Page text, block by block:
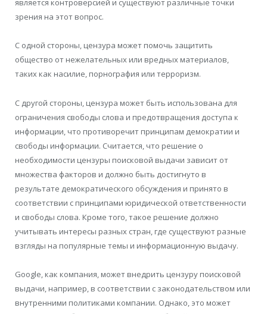
является контроверсией и существуют различные точки
зрения на этот вопрос.
С одной стороны, цензура может помочь защитить
общество от нежелательных или вредных материалов,
таких как насилие, порнография или терроризм.
С другой стороны, цензура может быть использована для
ограничения свободы слова и предотвращения доступа к
информации, что противоречит принципам демократии и
свободы информации. Считается, что решение о
необходимости цензуры поисковой выдачи зависит от
множества факторов и должно быть достигнуто в
результате демократического обсуждения и принято в
соответствии с принципами юридической ответственности
и свободы слова. Кроме того, такое решение должно
учитывать интересы разных стран, где существуют разные
взгляды на популярные темы и информационную выдачу.
Google, как компания, может внедрить цензуру поисковой
выдачи, например, в соответствии с законодательством или
внутренними политиками компании. Однако, это может